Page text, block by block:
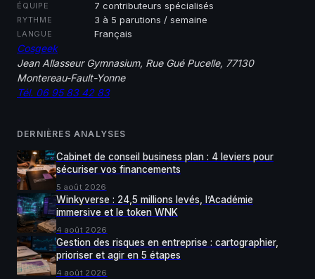
ÉQUIPE 7 contributeurs spécialisés
RYTHME 3 à 5 parutions / semaine
LANGUE Français
Cosgeek
Jean Allasseur Gymnasium, Rue Gué Pucelle, 77130
Montereau-Fault-Yonne
Tél. 06 95 83 42 83
DERNIÈRES ANALYSES
Cabinet de conseil business plan : 4 leviers pour
sécuriser vos financements
5 août 2026
Winkyverse : 24,5 millions levés, l’Académie
immersive et le token WNK
4 août 2026
Gestion des risques en entreprise : cartographier,
prioriser et agir en 5 étapes
4 août 2026